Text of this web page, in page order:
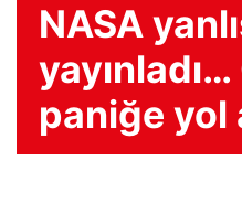
NASA
paniğe yol